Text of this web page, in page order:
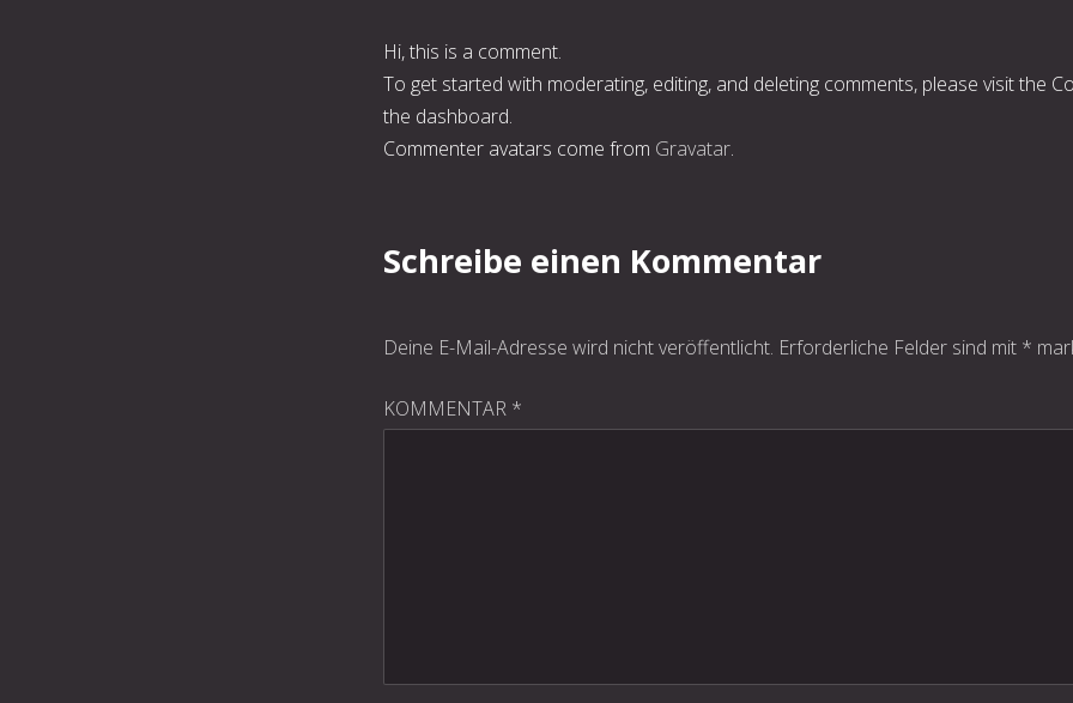
Hi, this is a comment.
To get started with moderating, editing, and deleting comments, please visit the
the dashboard.
Commenter avatars come from Gravatar.
Schreibe einen Kommentar
Deine E-Mail-Adresse wird nicht veröffentlicht. Erforderliche Felder sind mit *
KOMMENTAR *